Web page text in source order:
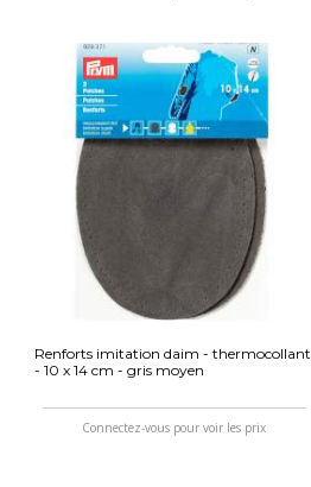
Renforts imitation daim - thermocollant
- 10 x 14 cm - gris moyen
Connectez-vous pour voir les prix